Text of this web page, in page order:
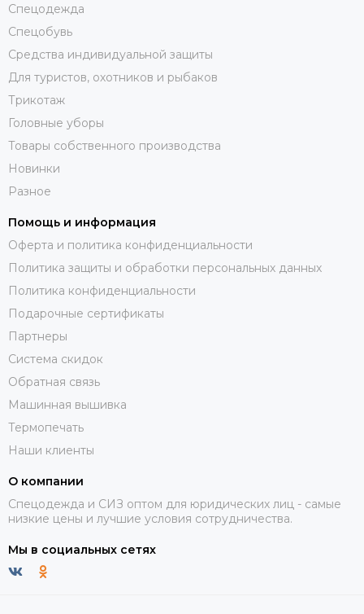
Спецодежда
Спецобувь
Средства индивидуальной защиты
Для туристов, охотников и рыбаков
Трикотаж
Головные уборы
Товары собственного производства
Новинки
Разное
Помощь и информация
Оферта и политика конфиденциальности
Политика защиты и обработки персональных данных
Политика конфиденциальности
Подарочные сертификаты
Партнеры
Система скидок
Обратная связь
Машинная вышивка
Термопечать
Наши клиенты
О компании
Спецодежда и СИЗ оптом для юридических лиц - самые
низкие цены и лучшие условия сотрудничества.
Мы в социальных сетях